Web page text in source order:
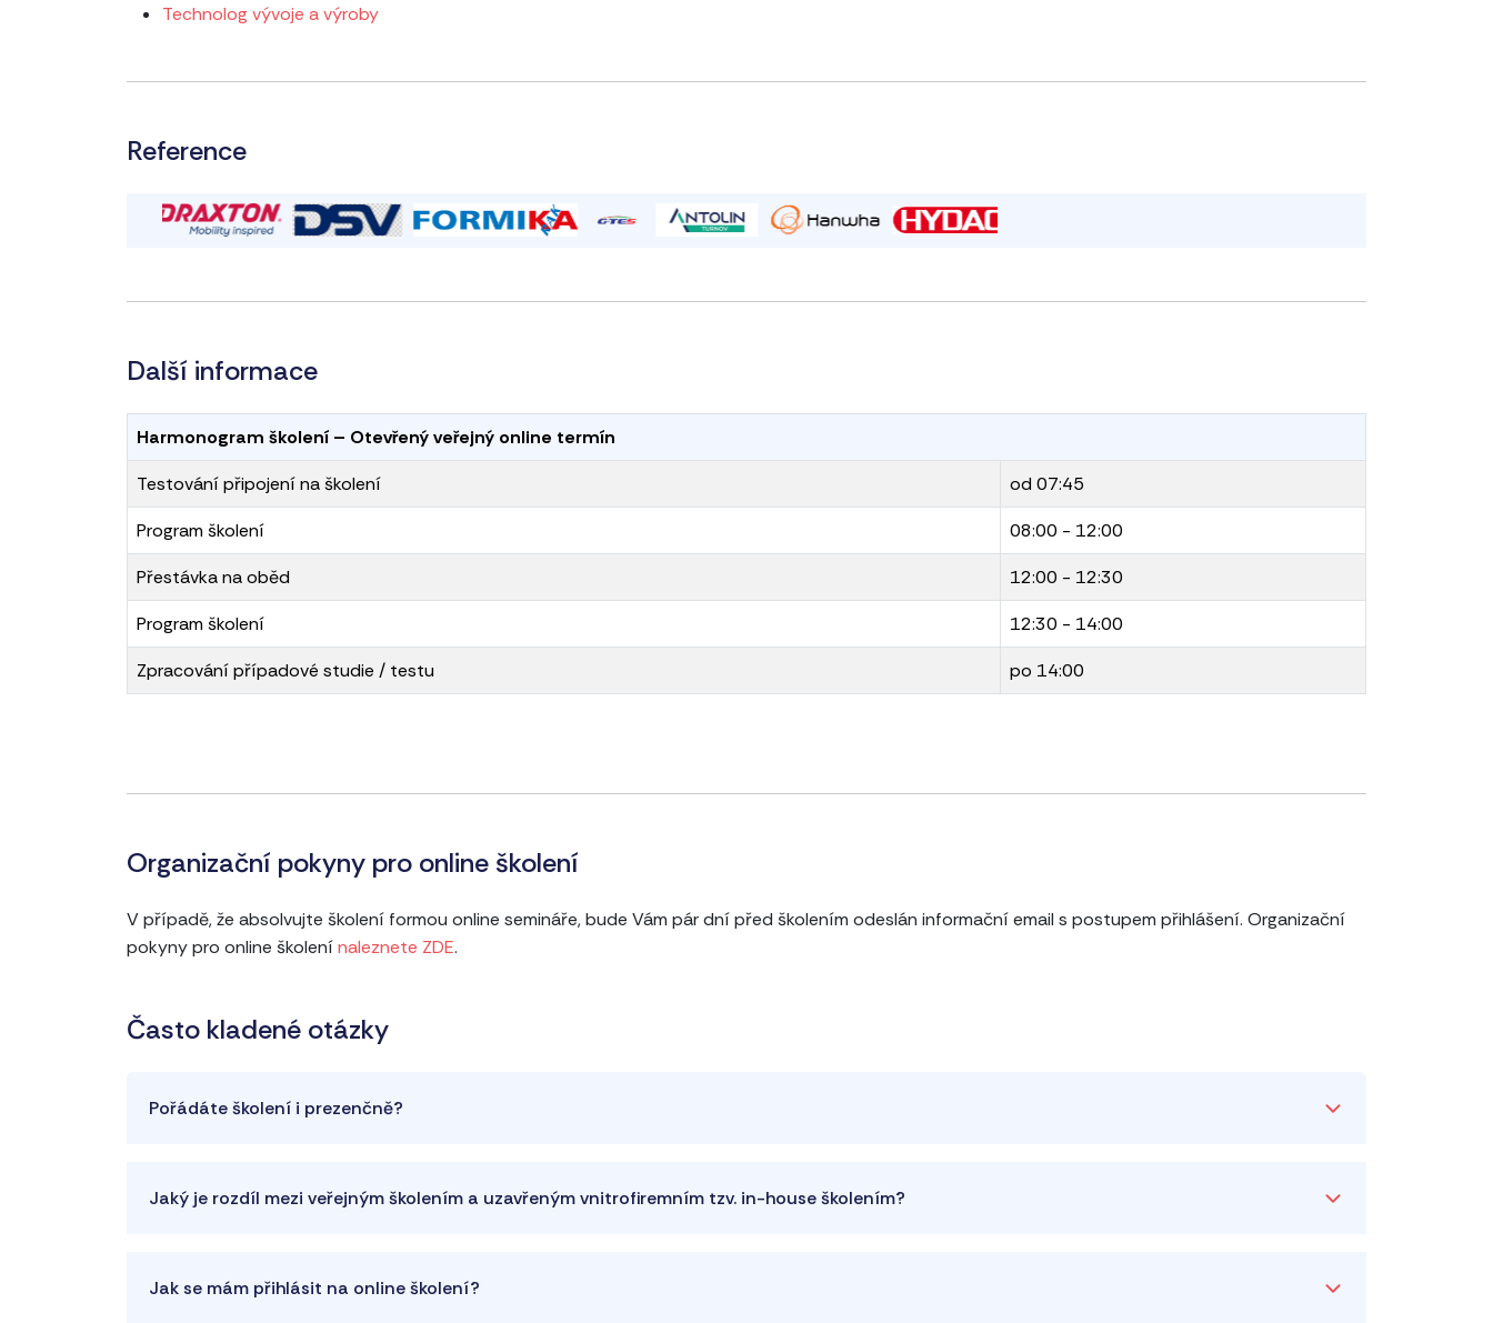
Technolog vývoje a výroby
Reference
Další informace
Harmonogram školení – Otevřený veřejný online termín
Testování připojení na školení
od 07:45
Program školení
08:00 - 12:00
Přestávka na oběd
12:00 - 12:30
Program školení
12:30 - 14:00
Zpracování případové studie / testu
po 14:00
Organizační pokyny pro online školení
V případě, že absolvujte školení formou online semináře, bude Vám pár dní před školením odeslán informační email s postupem přihlášení. Organizační
pokyny pro online školenínaleznete ZDE.
Často kladené otázky
Pořádáte školení i prezenčně?
Jaký je rozdíl mezi veřejným školením a uzavřeným vnitrofiremním tzv. in-house školením?
Jak se mám přihlásit na online školení?